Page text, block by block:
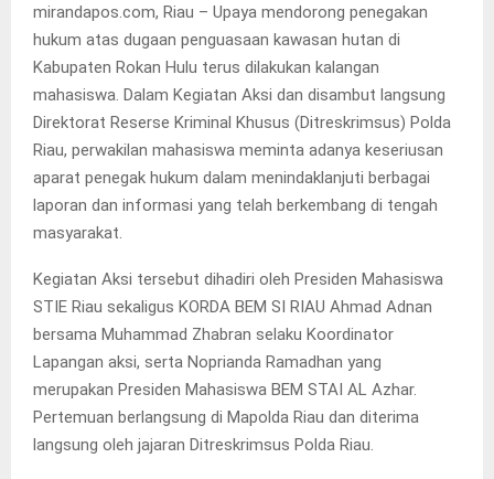
mirandapos.com, Riau – Upaya mendorong penegakan
hukum atas dugaan penguasaan kawasan hutan di
Kabupaten Rokan Hulu terus dilakukan kalangan
mahasiswa. Dalam Kegiatan Aksi dan disambut langsung
Direktorat Reserse Kriminal Khusus (Ditreskrimsus) Polda
Riau, perwakilan mahasiswa meminta adanya keseriusan
aparat penegak hukum dalam menindaklanjuti berbagai
laporan dan informasi yang telah berkembang di tengah
masyarakat.
Kegiatan Aksi tersebut dihadiri oleh Presiden Mahasiswa
STIE Riau sekaligus KORDA BEM SI RIAU Ahmad Adnan
bersama Muhammad Zhabran selaku Koordinator
Lapangan aksi, serta Noprianda Ramadhan yang
merupakan Presiden Mahasiswa BEM STAI AL Azhar.
Pertemuan berlangsung di Mapolda Riau dan diterima
langsung oleh jajaran Ditreskrimsus Polda Riau.